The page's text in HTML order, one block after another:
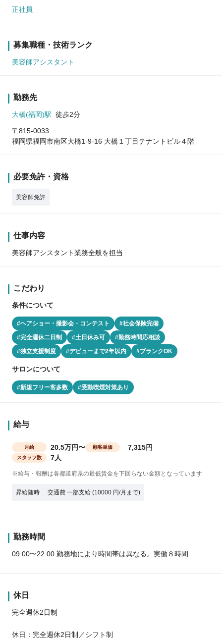
正社員
募集職種・技術ランク
美容師アシスタント
勤務先
大橋(福岡)駅 徒歩2分
〒815-0033
福岡県福岡市南区大橋1-9-16 大橋１丁目テナントビル４階
必要免許・資格
美容師免許
仕事内容
美容師アシスタント業務全般を担当
こだわり
条件について
#ヘアショー・撮影会・コンテスト
#社会保険完備
#完全週休二日制
#土日休み可
#勤務時間応相談
#独立支援制度
#デビューまで2年以内 #ブランクOK
サロンについて
#新規フリー客多数 #受動喫煙対策あり
給与
月給 20.5万円〜 顧客単価 7,315円
スタッフ数 7人
※給与・報酬は各都道府県の最低賃金を下回らない金額となっています
昇給随時 交通費 一部支給 (10000 円/月まで)
勤務時間
09:00〜22:00 勤務地により時間帯は異なる。実働８時間
休日
完全週休2日制
休日：完全週休2日制／シフト制